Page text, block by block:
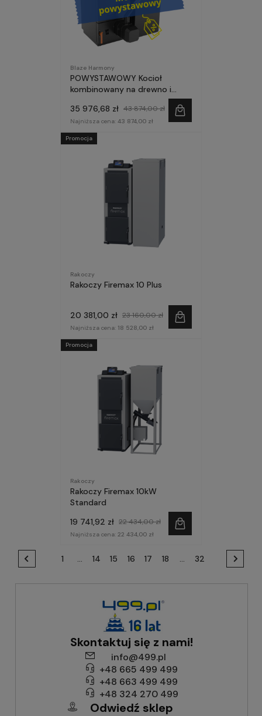
Blaze Harmony
POWYSTAWOWY Kocioł
kombinowany na drewno i
pellet Blaze Green Combi 18
kW
35 976,68 zł 43 874,00 zł
Najniższa cena: 43 874,00 zł
Rakoczy
Rakoczy Firemax 10 Plus
20 381,00 zł 23 160,00 zł
Najniższa cena: 18 528,00 zł
Promocja
Rakoczy
Rakoczy Firemax 10kW
Standard
19 741,92 zł 22 434,00 zł
Najniższa cena: 22 434,00 zł
Promocja
1 ... 14 15 16 17 18 ... 32
Skontaktuj się z nami!
info@499.pl
+48 665 499 499
+48 663 499 499
+48 324 270 499
Odwiedź sklep